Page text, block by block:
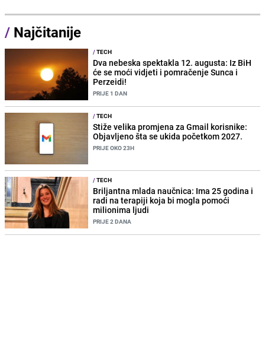
/ Najčitanije
/TECH
Dva nebeska spektakla 12. augusta: Iz BiH
će se moći vidjeti i pomračenje Sunca i
Perzeidi!
PRIJE 1 DAN
/TECH
Stiže velika promjena za Gmail korisnike:
Objavljeno šta se ukida početkom 2027.
PRIJE OKO 23H
/TECH
Briljantna mlada naučnica: Ima 25 godina i
radi na terapiji koja bi mogla pomoći
milionima ljudi
PRIJE 2 DANA